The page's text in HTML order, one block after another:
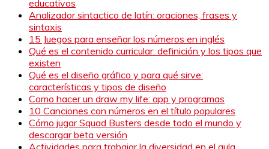
educativos
Analizador sintactico de latín: oraciones, frases y
sintaxis
15 Juegos para enseñar los números en inglés
Qué es el contenido curricular: definición y los tipos que
existen
Qué es el diseño gráfico y para qué sirve:
características y tipos de diseño
Como hacer un draw my life: app y programas
10 Canciones con números en el título populares
Cómo jugar Squad Busters desde todo el mundo y
descargar beta versión
Actividades para trabajar la diversidad en el aula